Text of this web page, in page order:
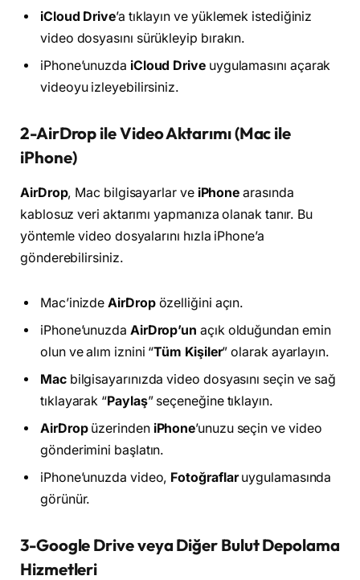
iCloud Drive’a tıklayın ve yüklemek istediğiniz
video dosyasını sürükleyip bırakın.
iPhone’unuzda iCloud Driveuygulamasını açarak
videoyu izleyebilirsiniz.
2-AirDrop ile Video Aktarımı (Mac ile
iPhone)
AirDrop, Mac bilgisayarlar ve iPhonearasında
kablosuz veri aktarımı yapmanıza olanak tanır. Bu
yöntemle video dosyalarını hızla iPhone’a
gönderebilirsiniz.
Mac’inizdeAirDrop özelliğini açın.
iPhone’unuzda AirDrop’unaçık olduğundan emin
olun ve alım iznini “Tüm Kişiler” olarak ayarlayın.
Mac bilgisayarınızda video dosyasını seçin ve sağ
tıklayarak “Paylaş” seçeneğine tıklayın.
AirDrop üzerindeniPhone’unuzu seçin ve video
gönderimini başlatın.
iPhone’unuzda video, Fotoğraflaruygulamasında
görünür.
3-Google Drive veya Diğer Bulut Depolama
Hizmetleri